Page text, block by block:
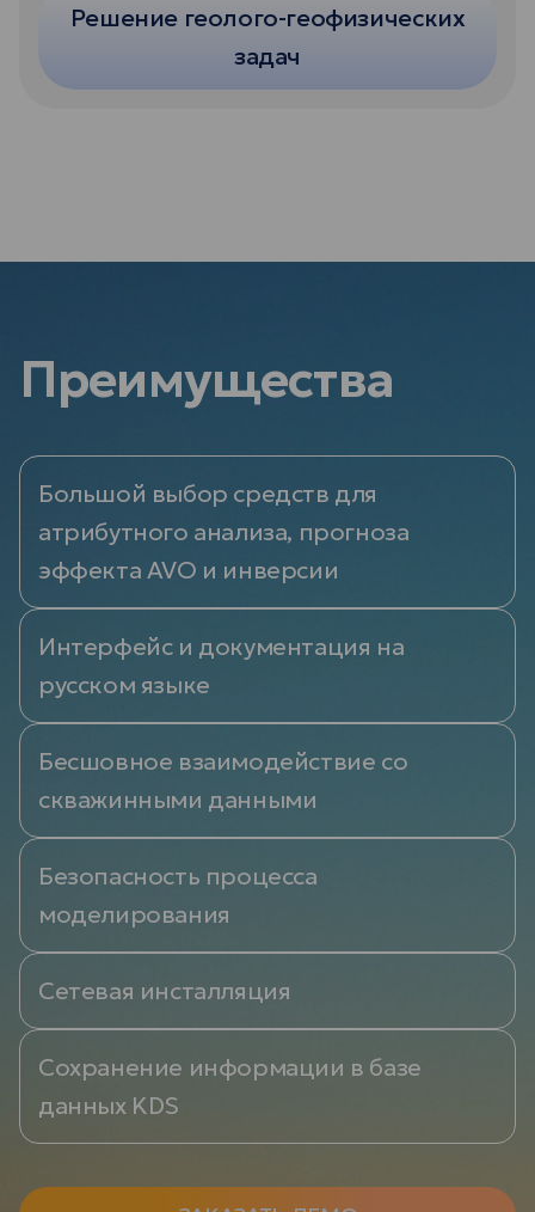
Решение геолого-геофизических
задач
Преимущества
Большой выбор средств для
атрибутного анализа, прогноза
эффекта AVO и инверсии
Интерфейс и документация на
русском языке
Бесшовное взаимодействие со
скважинными данными
Безопасность процесса
моделирования
Сетевая инсталляция
Сохранение информации в базе
данных KDS